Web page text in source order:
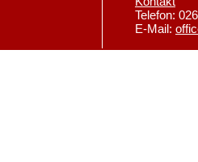
Telefon:
E-Mail: